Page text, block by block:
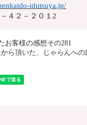
idutsuya.jp/
４２－２０１2
お客様の感想その281
から頂いた、じゃらんへの